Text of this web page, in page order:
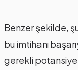
Benzer şekilde,
bu imtihanı
gerekli